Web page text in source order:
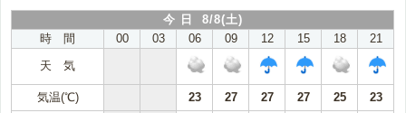
今 日 8/8(土)
時 間
00 03 06 09 12 15 18
21
天 気
気温(℃) 23 27 27 27 25
23